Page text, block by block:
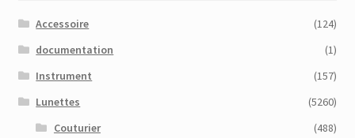
Accessoire
(124)
documentation
(1)
Instrument
(157)
Lunettes
(5260)
Couturier
(488)